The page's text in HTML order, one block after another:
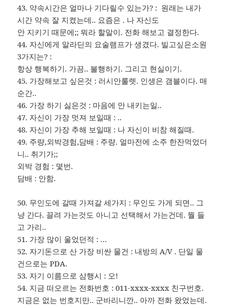
43. 약속시간은 얼마나 기다릴수 있는가? : 원래는 내가
시간 약속 잘 지켰는데.. 요즘은 . 나 자신도
안 지키기 때문에;; 뭐라 할말이. 전화 해보고 결정한다.
44. 자신에게 알라딘의 요술램프가 생겼다. 빌고싶은소원
3가지는? :
항상 행복하기. 가끔.. 불행하기. 그리고 현실이기.
45. 가장해보고 싶은것 : 러시안룰렛. 인생은 갬블이다. 매
순간..
46. 가장 하기 싫은것 : 마음에 안 내키는일..
47. 자신이 가장 멋져 보일때 : ..
48. 자신이 가장 추해 보일때 : 나 자신이 비참 해질때.
49. 주량,외박경험,담배 : 주량. 얼마전에 소주 한잔먹었더
니.. 취기가;;
외박 경험 : 몇번.
담배 : 안함.
50. 무인도에 갈때 가져갈 세가지 : 무인도 가게 되면.. 그
냥 간다. 끌려 가는것도 아니고 선택해서 가는건데. 뭘 들
고 가리..
51. 가장 많이 울었던적 : …
52. 자기돈으로 산 가장 비싼 물건 : 내방의 A/V . 단일 물
건으로는 PDA.
53. 자기 이름으로 삼행시 : 오!
54. 지금 떠오르는 전화번호 : 011-xxxx-xxxx 친구번호.
지금은 없는 번호지만.. 군바리니깐.. 아까 전화 왔었는데.